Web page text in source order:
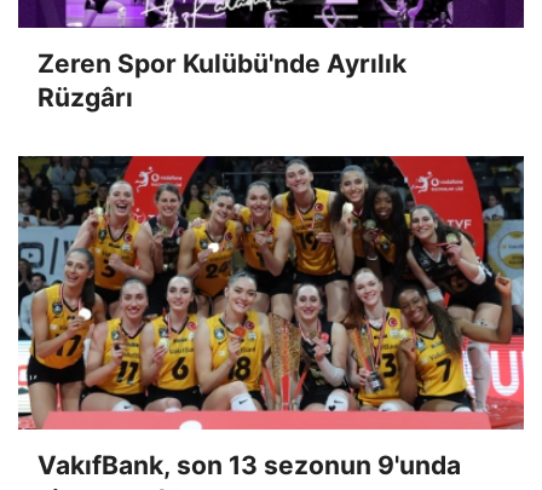
Zeren Spor Kulübü'nde Ayrılık
Rüzgârı
VakıfBank, son 13 sezonun 9'unda